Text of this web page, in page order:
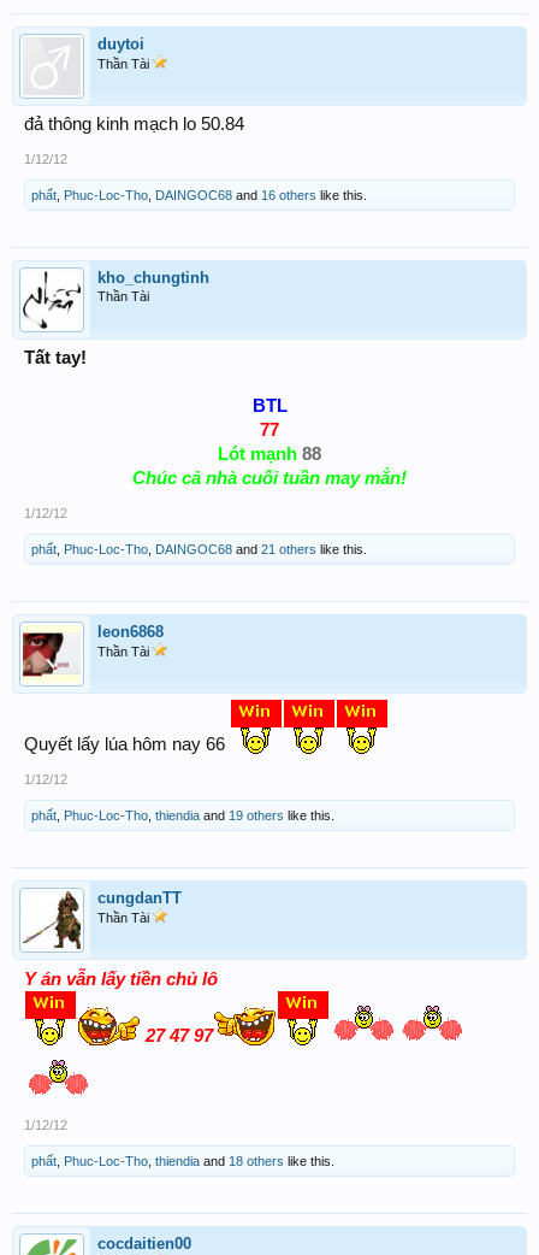
duytoi
Thần Tài
đả thông kinh mạch lo 50.84
1/12/12
phất Phuc-Loc-Tho DAINGOC68 and 16 others like this.
kho_chungtinh
Thần Tài
Tất tay!
BTL
77
Lót mạnh 88
Chúc cả nhà cuối tuần may mắn!
1/12/12
phất Phuc-Loc-Tho DAINGOC68 and 21 others like this.
leon6868
Thần Tài
Quyết lấy lúa hôm nay 66
1/12/12
phất Phuc-Loc-Tho thiendia and 19 others like this.
cungdanTT
Thần Tài
Y án vẫn lấy tiền chủ lô
27 47 97
1/12/12
phất Phuc-Loc-Tho thiendia and 18 others like this.
cocdaitien00